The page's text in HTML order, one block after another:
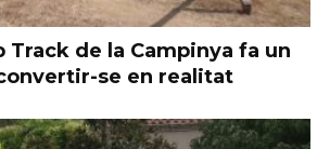
Track de la Campinya fa un
se en realitat